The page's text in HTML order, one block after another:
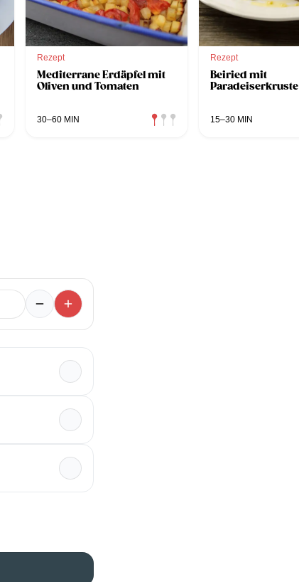
Rezept
Mediterrane Erdäpfel mit
Oliven und Tomaten
30–60 MIN
Rezept
Beiried mit
Paradeiserkruste
15–30 MIN